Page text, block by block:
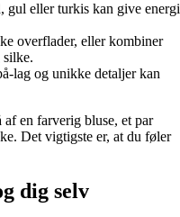
gul eller turkis kan give energi
overflader, eller kombiner
silke.
lag og unikke detaljer kan
en farverig bluse, et par
Det vigtigste er, at du føler
dig selv